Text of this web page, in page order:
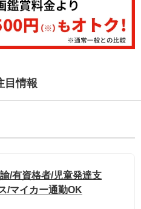
目情報
/有資格者/児童発達支
/マイカー通勤OK